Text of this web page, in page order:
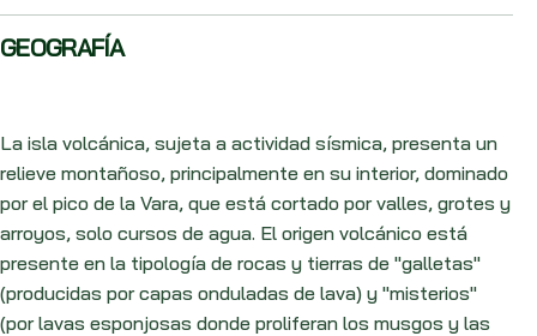
GEOGRAFÍA
La isla volcánica, sujeta a actividad sísmica, presenta un
relieve montañoso, principalmente en su interior, dominado
por el pico de la Vara, que está cortado por valles, grotes y
arroyos, solo cursos de agua. El origen volcánico está
presente en la tipología de rocas y tierras de "galletas"
(producidas por capas onduladas de lava) y "misterios"
(por lavas esponjosas donde proliferan los musgos y las